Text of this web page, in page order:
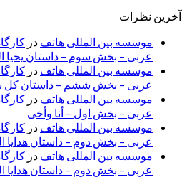
آخرین نظرات
موسسه بین المللی هاتف در
عربی – بخش سوم – داستان یحیا
موسسه بین المللی هاتف در
عربی – بخش ششم – داستان کل
موسسه بین المللی هاتف در
عربی – بخش اول – أنا وأخی
موسسه بین المللی هاتف در
عربی – بخش دوم – داستان هدایا
موسسه بین المللی هاتف در
عربی – بخش دوم – داستان هدایا